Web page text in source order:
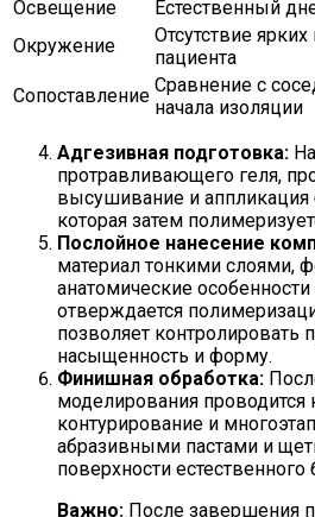
Освещение
Естественный
Окружение
Отсутствие
пациента
Сопоставление Сравнение с
начала изоляции
Адгезивная подготовка:
протравливающего геля,
высушивание и
которая затем
Послойное нанесение
материал тонкими слоями,
анатомические
отверждается
позволяет контролировать
насыщенность и форму.
Финишная обработка:
моделирования
контурирование и
абразивными пастами и
поверхности естественного
Важно: После завершения